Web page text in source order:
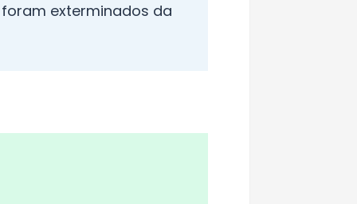
exterminados da